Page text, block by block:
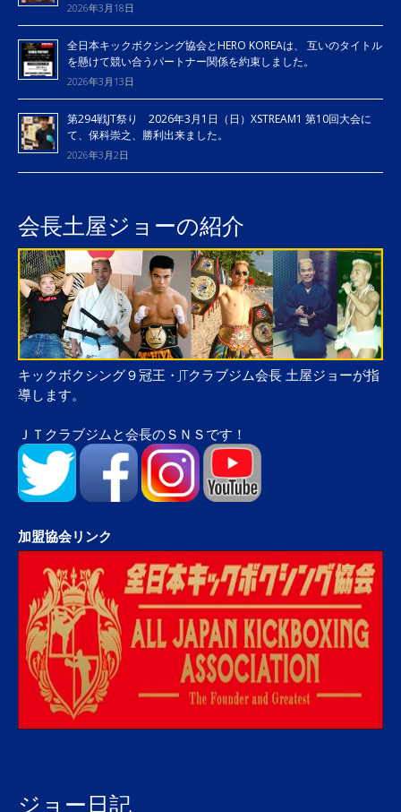
2026年3月18日
全日本キックボクシング協会とHERO KOREAは、 互いのタイトル
を懸けて競い合うパートナー関係を約束しました。
2026年3月13日
第294戦JT祭り 2026年3月1日（日）XSTREAM1 第10回大会に
て、保科崇之、勝利出来ました。
2026年3月2日
会長土屋ジョーの紹介
キックボクシング９冠王・JTクラブジム会長 土屋ジョーが指
導します。
ＪＴクラブジムと会長のＳＮＳです！
加盟協会リンク
ジョー日記